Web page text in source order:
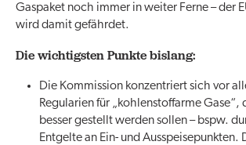
Gaspaket noch immer in weiter Ferne – der
wird damit gefährdet.
Die wichtigsten Punkte bislang:
Die Kommission konzentriert sich vor
Regularien für „kohlenstoffarme Gase“,
besser gestellt werden sollen – bspw.
Entgelte an Ein- und Ausspeisepunkten.